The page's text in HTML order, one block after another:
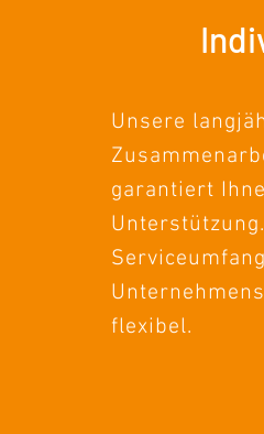
Unsere
garantiert
flexibel.